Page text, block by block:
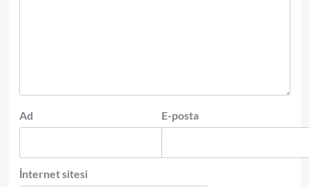
Ad E-posta
İnternet sitesi